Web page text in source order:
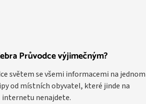
Průvodce výjimečným?
světem se všemi informacemi na jednom
od místních obyvatel, které jinde na
internetu nenajdete.